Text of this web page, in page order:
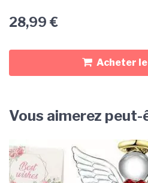
28,99 €
Acheter
Vous aimerez